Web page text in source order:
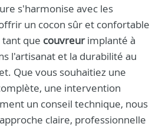
s'harmonise avec les
un cocon sûr et confortable
tant que couvreurimplanté à
l'artisanat et la durabilité au
Que vous souhaitiez une
une intervention
un conseil technique, nous
claire, professionnelle